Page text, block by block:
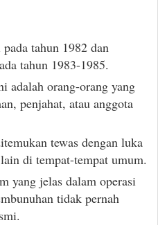
tahun 1982 dan
tahun 1983-1985.
adalah orang-orang yang
penjahat, atau anggota
tewas dengan luka
di tempat-tempat umum.
yang jelas dalam operasi
tidak pernah